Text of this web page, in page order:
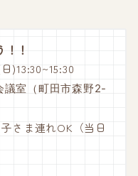
！
)13:30~15:30
議室（町田市森野2-
さま連れOK（当日